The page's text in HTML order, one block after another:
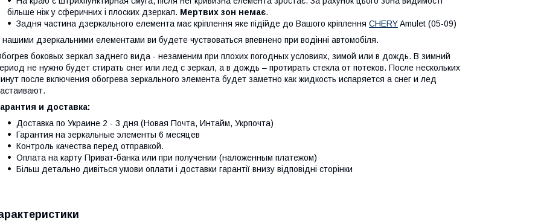
більше ніж у сферичних і плоских дзеркал. Мертвих зон немає.
Задня частина дзеркального елемента має кріплення яке підійде до Вашого кріплення CHERYAmulet (05-09)
нашими дзеркальними елементами ви будете чуствоваться впевнено при водінні автомобіля.
боковых зеркал заднего вида - незаменим при плохих погодных условиях, зимой или в дождь. В зимний
не нужно будет стирать снег или лед с зеркал, а в дождь – протирать стекла от потеков. После нескольких
после включения обогрева зеркального элемента будет заметно как жидкость испаряется а снег и лед
и доставка:
Доставка по Украине 2 - 3 дня (Новая Почта, Интайм, Укрпочта)
Гарантия на зеркальные элементы 6 месяцев
Контроль качества перед отправкой.
Оплата на карту Приват-банка или при получении (наложенным платежом)
Більш детально дивіться умови оплати і доставки гарантії внизу відповідні сторінки